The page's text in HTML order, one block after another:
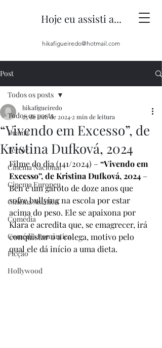
Hoje eu assisti a...
hikafigueiredo@hotmail.com
Post
Todos os posts
Drama
Terror
Cinema Nacional
Cinema Europeu
Cinema Asiático
Comédia
Comédia Romântica
Ficção
Hollywood
Todos os posts
“Vivendo em Excesso”, de
Kristina Dufková, 2024
hikafigueiredo
25 de out. de 2024 2 min de leitura
Filme do dia (141/2024) – “Vivendo em
Excesso”, de Kristina Dufková, 2024 –
Ben é um garoto de doze anos que
sofre bullying na escola por estar
acima do peso. Ele se apaixona por
Klara e acredita que, se emagrecer, irá
conquistar o a colega, motivo pelo
qual ele dá início a uma dieta.